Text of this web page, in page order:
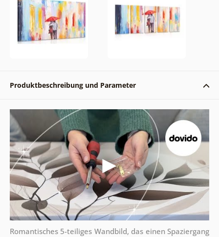
Produktbeschreibung und Parameter
Romantisches 5-teiliges Wandbild, das einen Spaziergang